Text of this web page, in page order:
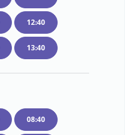
12:40
13:40
08:40